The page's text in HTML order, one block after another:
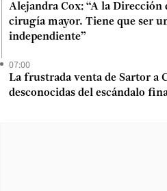
Alejandra Cox: “A la Dirección
cirugía mayor. Tiene que ser
independiente”
07:00
La frustrada venta de Sartor a
desconocidas del escándalo